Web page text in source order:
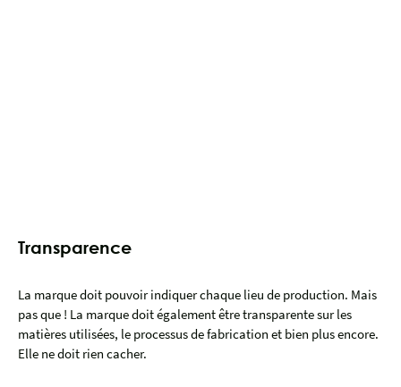
Transparence
La marque doit pouvoir indiquer chaque lieu de production. Mais
pas que ! La marque doit également être transparente sur les
matières utilisées, le processus de fabrication et bien plus encore.
Elle ne doit rien cacher.